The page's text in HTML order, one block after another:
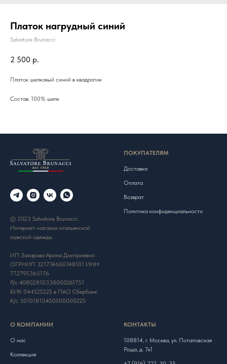
Платок нагрудный синий
Salvatore Brunacci
2 500 р.
Платок шелковый синий в квадратик
Состав: 100% шелк
© 2023 Salvatore Brunacci.
Интернет-магазин итальянской
мужской одежды
ИП Захарова Арина Дмитриевна
ОГРНИП 321774600748101 ИНН
772795365176
Р/с 40802810338000261751
БИК 044525225 в ПАО Сбербанк
К/с 30101810400000000225
ПОКУПАТЕЛЯМ
Доставка
Оплата
Возврат
Политика конфиденциальности
О КОМПАНИИ
О нас
Коллекция
КОНТАКТЫ
108814, г. Москва, ул. Потаповская
Роща, д. 7к1